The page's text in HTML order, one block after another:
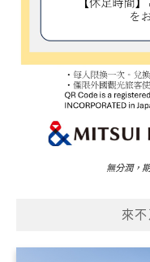
無分潤，
來